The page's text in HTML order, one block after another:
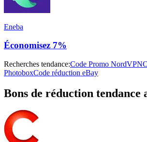
Eneba
Économisez 7%
Recherches tendance:Code Promo NordVPN
PhotoboxCode réduction eBay
Bons de réduction tendance